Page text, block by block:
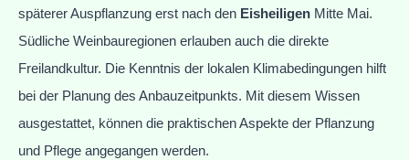
späterer Auspflanzung erst nach den Eisheiligen Mitte Mai.
Südliche Weinbauregionen erlauben auch die direkte
Freilandkultur. Die Kenntnis der lokalen Klimabedingungen hilft
bei der Planung des Anbauzeitpunkts. Mit diesem Wissen
ausgestattet, können die praktischen Aspekte der Pflanzung
und Pflege angegangen werden.